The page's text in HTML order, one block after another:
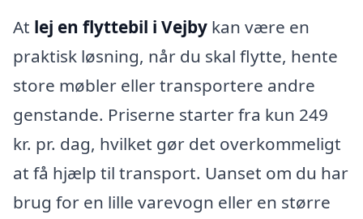
At lej en flyttebil i Vejby kan være en
praktisk løsning, når du skal flytte, hente
store møbler eller transportere andre
genstande. Priserne starter fra kun 249
kr. pr. dag, hvilket gør det overkommeligt
at få hjælp til transport. Uanset om du har
brug for en lille varevogn eller en større